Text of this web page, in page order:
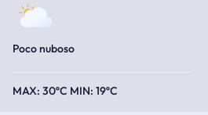
Poco nuboso
30ºC 19ºC